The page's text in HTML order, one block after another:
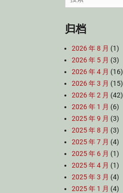
for:
归档
2026 年 8 月 (1)
2026 年 5 月 (3)
2026 年 4 月 (16)
2026 年 3 月 (15)
2026 年 2 月 (42)
2026 年 1 月 (6)
2025 年 9 月 (3)
2025 年 8 月 (3)
2025 年 7 月 (4)
2025 年 6 月 (1)
2025 年 4 月 (1)
2025 年 3 月 (4)
2025 年 1 月 (4)